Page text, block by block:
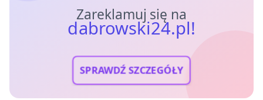
Zareklamuj się na
dabrowski24.pl!
SPRAWDŹ SZCZEGÓŁY